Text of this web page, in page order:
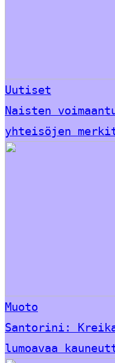
Uutiset
Naisten
yhteisöjen
Muoto
Santorini:
lumoavaa